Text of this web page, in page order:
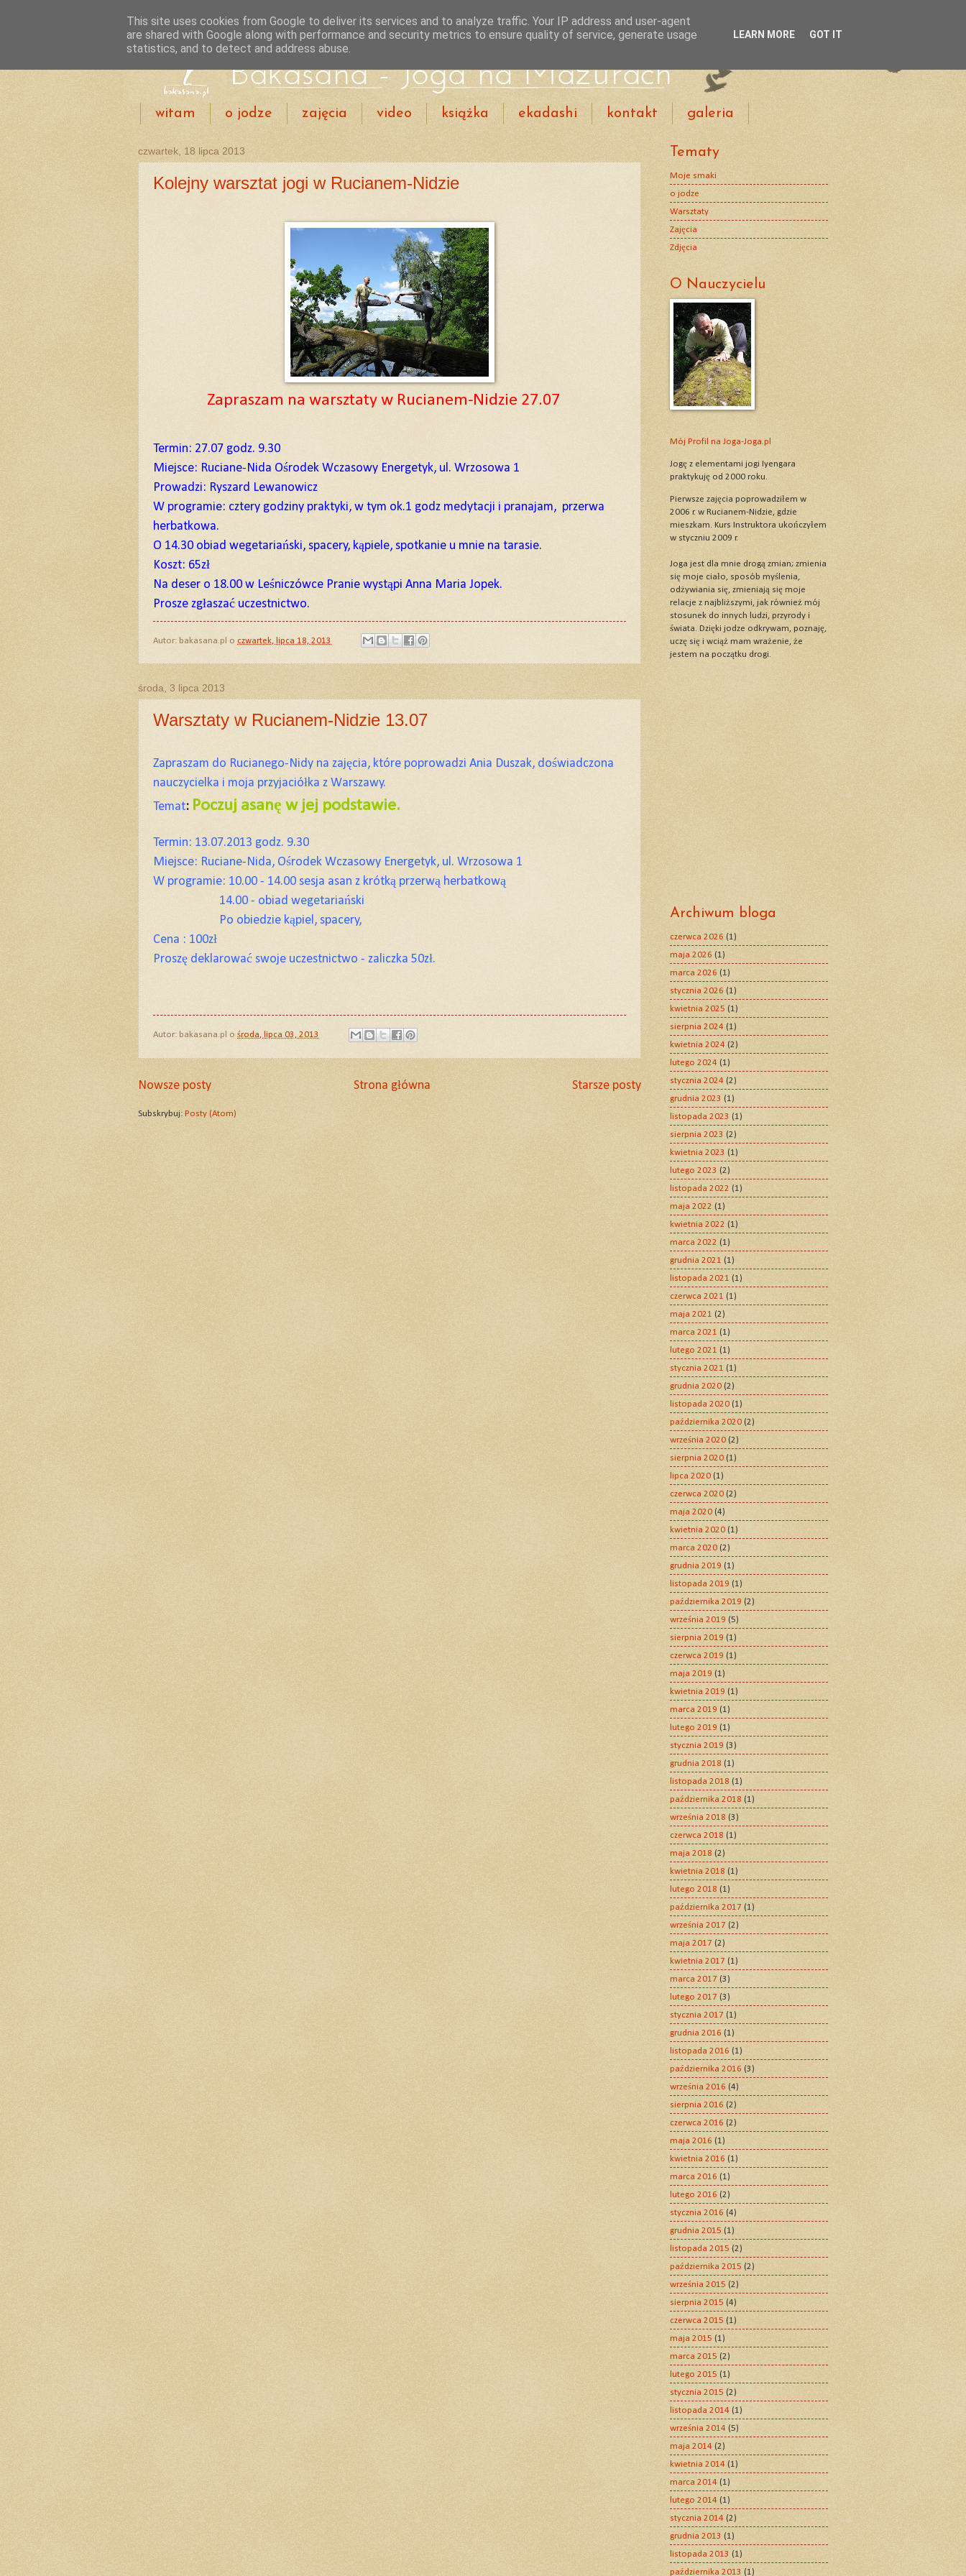
witam o jodze zajęcia video książka ekadashi kontakt galeria
czwartek, 18 lipca 2013
Kolejny warsztat jogi w Rucianem-Nidzie
Zapraszam na warsztaty w Rucianem-Nidzie 27.07
Termin: 27.07 godz. 9.30
Miejsce: Ruciane-Nida Ośrodek Wczasowy Energetyk, ul. Wrzosowa 1
Prowadzi: Ryszard Lewanowicz
W programie: cztery godziny praktyki, w tym ok.1 godz medytacji i pranajam, przerwa
herbatkowa.
O 14.30 obiad wegetariański, spacery, kąpiele, spotkanie u mnie na tarasie.
Koszt: 65zł
Na deser o 18.00 w Leśniczówce Pranie wystąpi Anna Maria Jopek.
Prosze zgłaszać uczestnictwo.
Autor: bakasana.pl o czwartek, lipca 18, 2013
środa, 3 lipca 2013
Warsztaty w Rucianem-Nidzie 13.07
Zapraszam do Rucianego-Nidy na zajęcia, które poprowadzi Ania Duszak, doświadczona
nauczycielka i moja przyjaciółka z Warszawy.
Temat: Poczuj asanę w jej podstawie.
Termin: 13.07.2013 godz. 9.30
Miejsce: Ruciane-Nida, Ośrodek Wczasowy Energetyk, ul. Wrzosowa 1
W programie: 10.00 - 14.00 sesja asan z krótką przerwą herbatkową
14.00 - obiad wegetariański
Po obiedzie kąpiel, spacery,
Cena : 100zł
Proszę deklarować swoje uczestnictwo - zaliczka 50zł.
Autor: bakasana.pl o środa, lipca 03, 2013
Nowsze posty Starsze posty
Strona główna
Subskrybuj: Posty (Atom)
Tematy
Moje smaki
o jodze
Warsztaty
Zajęcia
Zdjęcia
O Nauczycielu
Mój Profil na Joga-Joga.pl
Jogę z elementami jogi Iyengara
praktykuję od 2000 roku.
Pierwsze zajęcia poprowadziłem w
2006 r. w Rucianem-Nidzie, gdzie
mieszkam. Kurs Instruktora ukończyłem
w styczniu 2009 r.
Joga jest dla mnie drogą zmian; zmienia
się moje ciało, sposób myślenia,
odżywiania się, zmieniają się moje
relacje z najbliższymi, jak również mój
stosunek do innych ludzi, przyrody i
świata. Dzięki jodze odkrywam, poznaję,
uczę się i wciąż mam wrażenie, że
jestem na początku drogi.
Archiwum bloga
czerwca 2026 (1)
maja 2026 (1)
marca 2026 (1)
stycznia 2026 (1)
kwietnia 2025 (1)
sierpnia 2024 (1)
kwietnia 2024 (2)
lutego 2024 (1)
stycznia 2024 (2)
grudnia 2023 (1)
listopada 2023 (1)
sierpnia 2023 (2)
kwietnia 2023 (1)
lutego 2023 (2)
listopada 2022 (1)
maja 2022 (1)
kwietnia 2022 (1)
marca 2022 (1)
grudnia 2021 (1)
listopada 2021 (1)
czerwca 2021 (1)
maja 2021 (2)
marca 2021 (1)
lutego 2021 (1)
stycznia 2021 (1)
grudnia 2020 (2)
listopada 2020 (1)
października 2020 (2)
września 2020 (2)
sierpnia 2020 (1)
lipca 2020 (1)
czerwca 2020 (2)
maja 2020 (4)
kwietnia 2020 (1)
marca 2020 (2)
grudnia 2019 (1)
listopada 2019 (1)
października 2019 (2)
września 2019 (5)
sierpnia 2019 (1)
czerwca 2019 (1)
maja 2019 (1)
kwietnia 2019 (1)
marca 2019 (1)
lutego 2019 (1)
stycznia 2019 (3)
grudnia 2018 (1)
listopada 2018 (1)
października 2018 (1)
września 2018 (3)
czerwca 2018 (1)
maja 2018 (2)
kwietnia 2018 (1)
lutego 2018 (1)
października 2017 (1)
września 2017 (2)
maja 2017 (2)
kwietnia 2017 (1)
marca 2017 (3)
lutego 2017 (3)
stycznia 2017 (1)
grudnia 2016 (1)
listopada 2016 (1)
października 2016 (3)
września 2016 (4)
sierpnia 2016 (2)
czerwca 2016 (2)
maja 2016 (1)
kwietnia 2016 (1)
marca 2016 (1)
lutego 2016 (2)
stycznia 2016 (4)
grudnia 2015 (1)
listopada 2015 (2)
października 2015 (2)
września 2015 (2)
sierpnia 2015 (4)
czerwca 2015 (1)
maja 2015 (1)
marca 2015 (2)
lutego 2015 (1)
stycznia 2015 (2)
listopada 2014 (1)
września 2014 (5)
maja 2014 (2)
kwietnia 2014 (1)
marca 2014 (1)
lutego 2014 (1)
stycznia 2014 (2)
grudnia 2013 (1)
listopada 2013 (1)
października 2013 (1)
This site uses cookies from Google to deliver its services and to analyze traffic. Your IP address and user-agent
are shared with Google along with performance and security metrics to ensure quality of service, generate usage
statistics, and to detect and address abuse.
LEARN MORE GOT IT